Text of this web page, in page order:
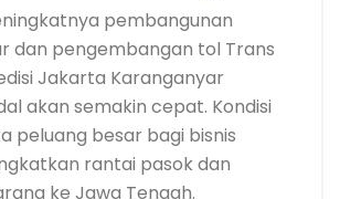
pembangunan
dan pengembangan tol Trans
Jakarta Karanganyar
akan semakin cepat. Kondisi
peluang besar bagi bisnis
rantai pasok dan
ke Jawa Tengah.